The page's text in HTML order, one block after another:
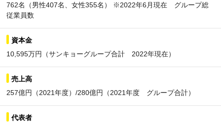
762名（男性407名、女性355名） ※2022年6月現在 グループ総
従業員数
資本金
10,595万円（サンキョーグループ合計 2022年現在）
売上高
257億円（2021年度）/280億円（2021年度 グループ合計）
代表者